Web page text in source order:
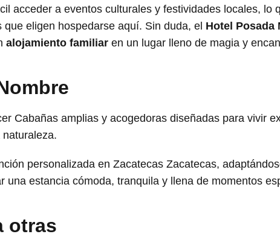
acceder a eventos culturales y festividades locales, lo
eligen hospedarse aquí. Sin duda, el Hotel Posada
alojamiento familiar en un lugar lleno de magia y
Cabañas amplias y acogedoras diseñadas para vivir
personalizada en Zacatecas Zacatecas,
una estancia cómoda, tranquila y llena de momentos
otras